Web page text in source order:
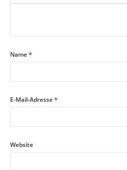
Name*
E-Mail-Adresse*
Website